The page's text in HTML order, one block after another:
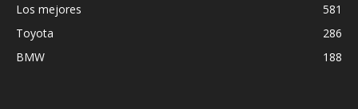
Los mejores
581
Toyota
286
BMW
188